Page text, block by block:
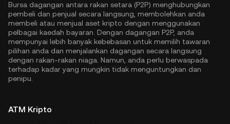
Bursa dagangan antara rakan setara (P2P) menghubungkan
pembeli dan penjual secara langsung, membolehkan anda
membeli atau menjual aset kripto dengan menggunakan
pelbagai kaedah bayaran. Dengan dagangan P2P, anda
mempunyai lebih banyak kebebasan untuk memilih tawaran
pilihan anda dan menjalankan dagangan secara langsung
dengan rakan-rakan niaga. Namun, anda perlu berwaspada
terhadap kadar yang mungkin tidak menguntungkan dan
penipu.
ATM Kripto